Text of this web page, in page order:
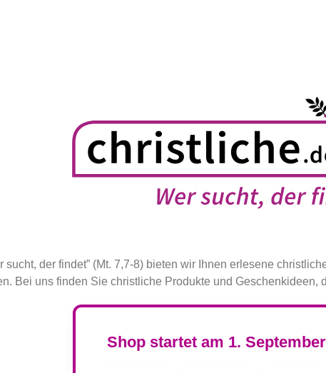
sucht, der findet” (Mt. 7,7-8) bieten wir Ihnen erlesene
Bei uns finden Sie christliche Produkte und Geschenkideen,
Shop startet am 1.